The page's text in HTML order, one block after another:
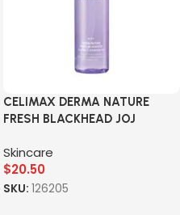
CELIMAX DERMA NATURE
FRESH BLACKHEAD JOJ
Skincare
$20.50
SKU: 126205